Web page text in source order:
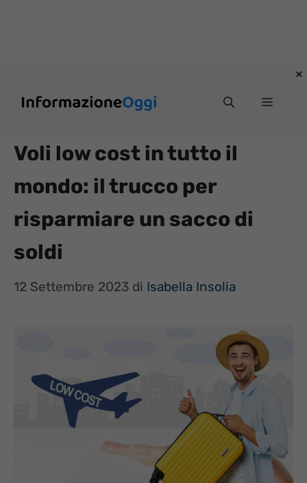
Menu
Voli low cost in tutto il
mondo: il trucco per
risparmiare un sacco di
soldi
12 Settembre 2023 di Isabella Insolia